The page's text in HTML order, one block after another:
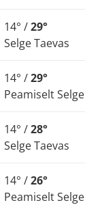
14° /29°
Selge Taevas
14° /29°
Peamiselt Selge
14° /28°
Selge Taevas
14° /26°
Peamiselt Selge